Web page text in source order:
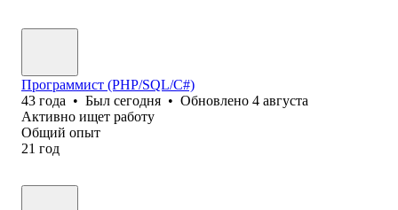
Программист (PHP/SQL/C#)
43 года • Был сегодня • Обновлено 4 августа
Активно ищет работу
Общий опыт
21 год